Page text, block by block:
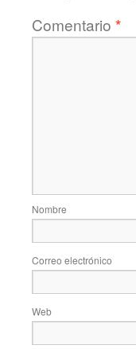
Comentario *
Nombre
Correo electrónico
Web